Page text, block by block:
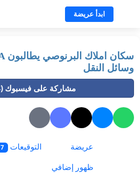
ابدأ عريضة
وسائل النقل
مشاركة على فيسبوك (28)
عريضة التوقيعات 7
ظهور إضافي